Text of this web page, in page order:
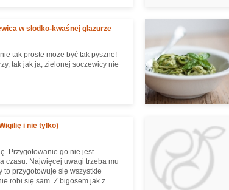
w słodko-kwaśnej glazurze
tak proste może być tak pyszne!
tak jak ja, zielonej soczewicy nie
i nie tylko)
Przygotowanie go nie jest
czasu. Najwięcej uwagi trzeba mu
to przygotowuje się wszystkie
robi się sam. Z bigosem jak z